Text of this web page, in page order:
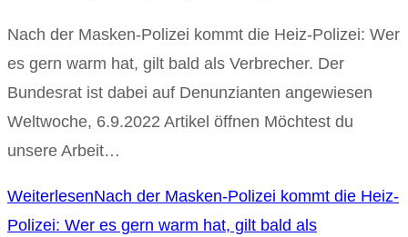
Nach der Masken-Polizei kommt die Heiz-Polizei: Wer
es gern warm hat, gilt bald als Verbrecher. Der
Bundesrat ist dabei auf Denunzianten angewiesen
Weltwoche, 6.9.2022 Artikel öffnen Möchtest du
unsere Arbeit…
WeiterlesenNach der Masken-Polizei kommt die Heiz-
Polizei: Wer es gern warm hat, gilt bald als